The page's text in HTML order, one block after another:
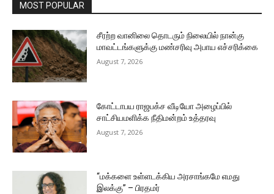
MOST POPULAR
சீரற்ற வானிலை தொடரும் நிலையில் நான்கு
மாவட்டங்களுக்கு மண்சரிவு அபாய எச்சரிக்கை
August 7, 2026
கோட்டாபய ராஜபக்ச வீடியோ அழைப்பில்
சாட்சியமளிக்க நீதிமன்றம் உத்தரவு
August 7, 2026
“மக்களை உள்ளடக்கிய அரசாங்கமே எமது
இலக்கு” – பிரதமர்